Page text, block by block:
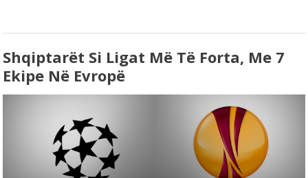
Shqiptarët Si Ligat Më Të Forta, Me 7
Ekipe Në Evropë